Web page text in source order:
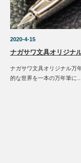
2020-4-15
ナガサワ文具オリジナ
ナガサワ文具オリジナル万
的な世界を一本の万年筆に…